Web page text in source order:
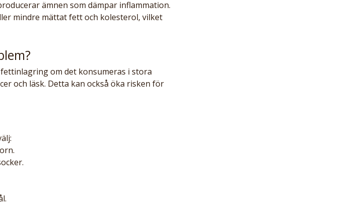
ämnen som dämpar inflammation.
mindre mättat fett och kolesterol, vilket
om det konsumeras i stora
och läsk. Detta kan också öka risken för